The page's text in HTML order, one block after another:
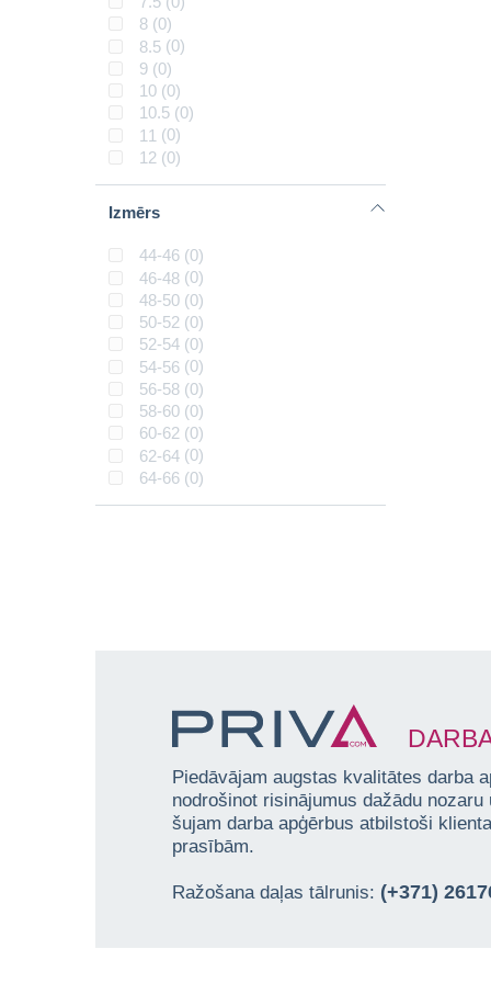
26 (0)
30 (0)
59 (0)
29 (0)
118 (0)
32 (0)
120 (0)
128
152
(0)
32 (0)
8 (0)
8.5 (0)
9 (0)
10 (0)
10.5 (0)
11 (0)
12 (0)
Izmērs
44-46 (0)
46-48 (0)
48-50 (0)
50-52 (0)
52-54 (0)
54-56 (0)
56-58 (0)
58-60 (0)
60-62 (0)
62-64 (0)
64-66 (0)
Piedāvājam augstas kvalitātes darba
nodrošinot risinājumus dažādu
šujam darba apģērbus atbilstoši
prasībām.
Ražošana daļas tālrunis: (+371)